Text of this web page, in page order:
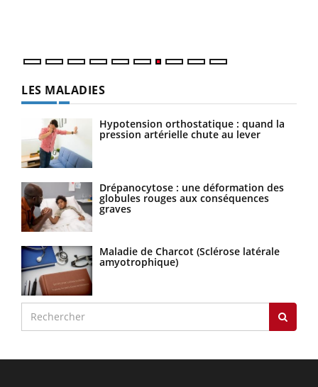
LES MALADIES
Hypotension orthostatique : quand la
pression artérielle chute au lever
Drépanocytose : une déformation des
globules rouges aux conséquences
graves
Maladie de Charcot (Sclérose latérale
amyotrophique)